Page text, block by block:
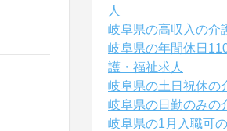
人
岐阜県の高収入の介
岐阜県の年間休日
護・福祉求人
岐阜県の土日祝休の
岐阜県の日勤のみの
岐阜県の1月入職可